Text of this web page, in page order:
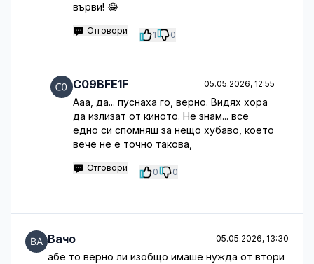
върви! 😂
Отговори 1 0
C09BFE1F 05.05.2026, 12:55
Ааа, да... пуснаха го, верно. Видях хора
да излизат от киното. Не знам... все
едно си спомняш за нещо хубаво, което
вече не е точно такова,
Отговори 0 0
Вачо 05.05.2026, 13:30
абе то верно ли изобщо имаше нужда от втори